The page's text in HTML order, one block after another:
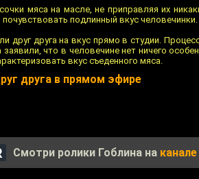
мяса на масле, не приправляя их
подлинный вкус человечинки.
друг друга на вкус прямо в студии.
что в человечине нет ничего
вкус съеденного мяса.
друга в прямом эфире
Смотри ролики Гоблина на